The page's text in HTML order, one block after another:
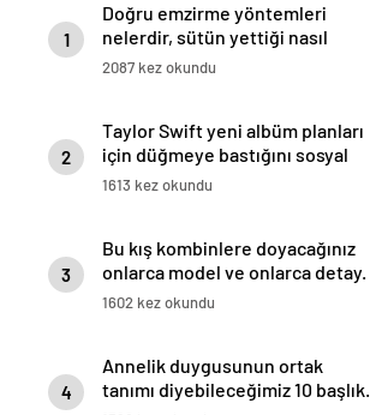
1
Doğru emzirme yöntemleri
nelerdir, sütün yettiği nasıl
anlaşılır?
2087 kez okundu
2
Taylor Swift yeni albüm planları
için düğmeye bastığını sosyal
medyadan duyurdu!
1613 kez okundu
3
Bu kış kombinlere doyacağınız
onlarca model ve onlarca detay.
1602 kez okundu
4
Annelik duygusunun ortak
tanımı diyebileceğimiz 10 başlık.